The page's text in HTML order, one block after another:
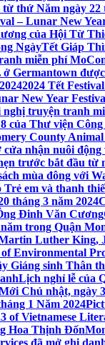
thứ Năm ngày 22
– Lunar New
của Hội Từ
NgàyTết Giáp
miễn phí
Germantown
2024 Tết
New Year
nghị truyện tranh
của Thư viện Công
County Animal
nhận nuôi động
trước bắt đầu từ
mùa đông với
em và thanh
tháng 3 năm 2024
Đinh Văn Cương
trong Quận
Luther King,
Environmental
Giáng sinh Thân
Lịch nghỉ lễ của
Chủ nhật, ngày
1 Năm 2024
of Vietnamese
Hoa Thịnh Đốn
đã mở ghi